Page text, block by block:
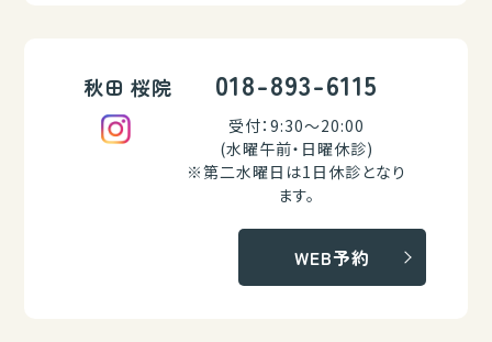
秋田 桜院 018-893-6115
受付：9:30～20:00
(水曜午前・日曜休診)
※第二水曜日は1日休診となり
ます。
WEB予約